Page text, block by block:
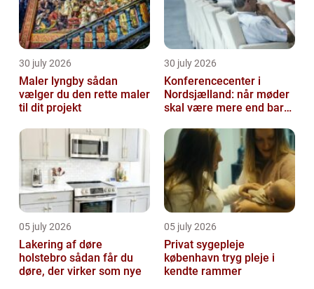
30 july 2026
Maler lyngby sådan
vælger du den rette maler
til dit projekt
30 july 2026
Konferencecenter i
Nordsjælland: når møder
skal være mere end bare
05 july 2026
Lakering af døre
holstebro sådan får du
døre, der virker som nye
05 july 2026
Privat sygepleje
københavn tryg pleje i
kendte rammer